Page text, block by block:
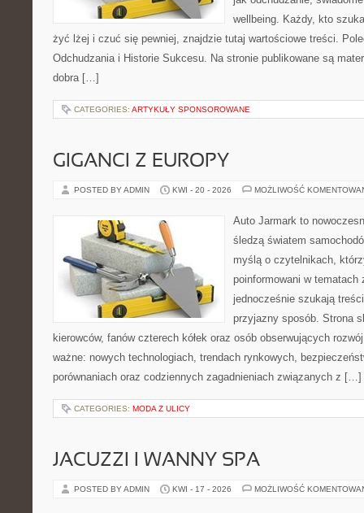
wellbeing. Każdy, kto
żyć lżej i czuć się pewniej, znajdzie tutaj wartościowe treści.
Odchudzania i Historie Sukcesu. Na stronie publikowane są
dobra […]
CATEGORIES: ARTYKUŁY SPONSOROWANE
GIGANCI Z EUROPY
POSTED BY ADMIN KWI - 20 - 2026 MOŻLIWOŚĆ
Auto Jarmark to
śledzą światem
myślą o czytelnikach,
poinformowani w
jednocześnie szukają
przyjazny sposób. Strona
kierowców, fanów czterech kółek oraz osób obserwujących
ważne: nowych technologiach, trendach rynkowych,
porównaniach oraz codziennych zagadnieniach związanych z […]
CATEGORIES: MODA Z ULICY
JACUZZI I WANNY SPA
POSTED BY ADMIN KWI - 17 - 2026 MOŻLIWOŚĆ